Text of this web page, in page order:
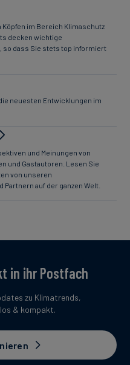
im Bereich Klimaschutz
decken wichtige
so dass Sie stets top informiert
neuesten Entwicklungen im
und Meinungen von
und Gastautoren. Lesen Sie
von unseren
auf der ganzen Welt.
in ihr Postfach
zu Klimatrends,
& kompakt.